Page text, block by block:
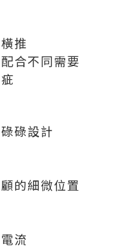
推
合不同需要
碌設計
的細微位置
流